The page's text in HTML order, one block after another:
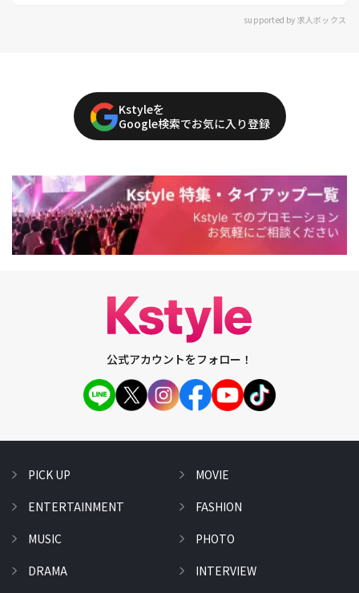
supported by 求人ボックス
Kstyleを
Google検索でお気に入り登録
公式アカウントをフォロー！
PICK UP
ENTERTAINMENT
MUSIC
DRAMA
MOVIE
FASHION
PHOTO
INTERVIEW